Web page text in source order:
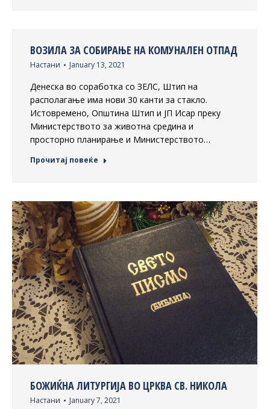
ВОЗИЛА ЗА СОБИРАЊЕ НА КОМУНАЛЕН ОТПАД
Настани January 13, 2021
Денеска во соработка со ЗЕЛС, Штип на
располагање има нови 30 канти за стакло.
Истовремено, Општина Штип и ЈП Исар преку
Министерството за животна средина и
просторно планирање и Министерството…
Прочитај повеќе
БОЖИЌНА ЛИТУРГИЈА ВО ЦРКВА СВ. НИКОЛА
Настани January 7, 2021